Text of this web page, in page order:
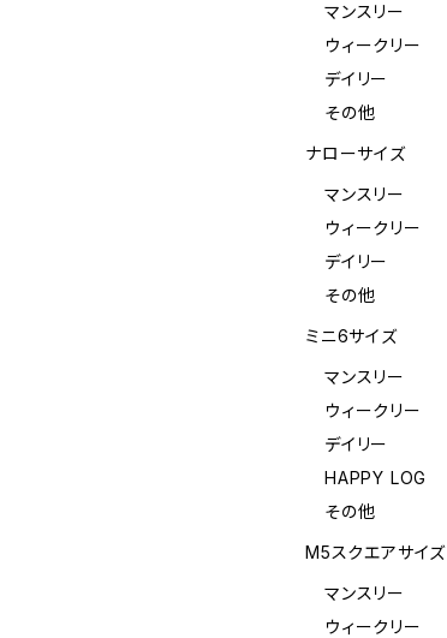
マンスリー
ウィークリー
デイリー
その他
ナローサイズ
マンスリー
ウィークリー
デイリー
その他
ミニ6サイズ
マンスリー
ウィークリー
デイリー
HAPPY LOG
その他
M5スクエアサイズ
マンスリー
ウィークリー